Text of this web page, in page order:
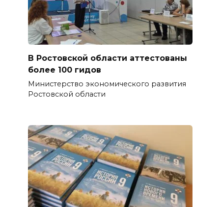
В Ростовской области аттестованы
более 100 гидов
Министерство экономического развития
Ростовской области